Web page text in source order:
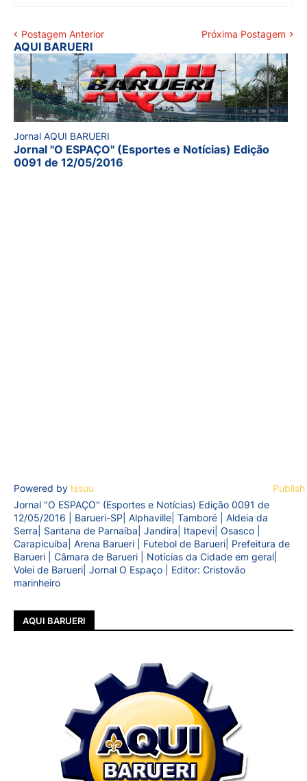
Postagem Anterior Próxima Postagem
AQUI BARUERI
Jornal AQUI BARUERI
Jornal "O ESPAÇO" (Esportes e Notícias) Edição
0091 de 12/05/2016
Powered by Issuu
Jornal "O ESPAÇO" (Esportes e Notícias) Edição 0091 de
12/05/2016 | Barueri-SP| Alphaville| Tamboré | Aldeia da
Serra| Santana de Parnaíba| Jandira| Itapevi| Osasco |
Carapicuíba| Arena Barueri | Futebol de Barueri| Prefeitura de
Barueri | Câmara de Barueri | Notícias da Cidade em geral|
Volei de Barueri| Jornal O Espaço | Editor: Cristovão
marinheiro
AQUI BARUERI